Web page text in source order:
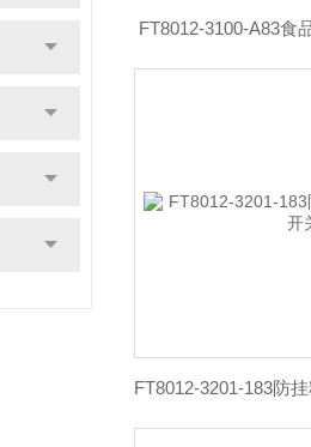
FT8012-3100-A83食